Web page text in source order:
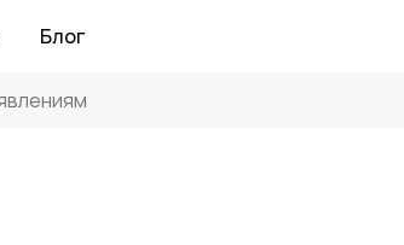
Блог